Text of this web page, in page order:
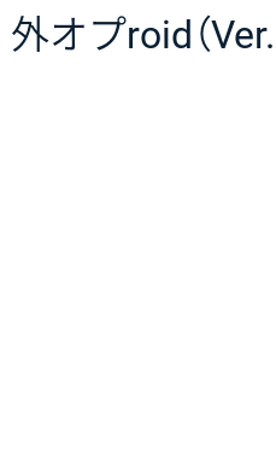
外オプroid（